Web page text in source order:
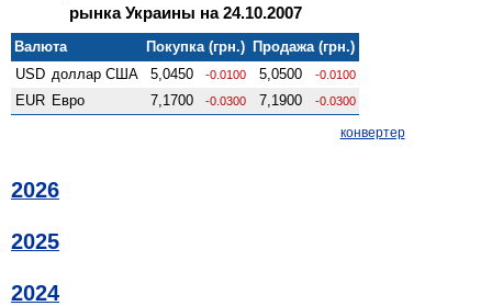
рынка Украины на 24.10.2007
Валюта Покупка (грн.) Продажа (грн.)
USD доллар США 5,0450 -0.0100 5,0500 -0.0100
EUR Евро 7,1700 -0.0300 7,1900 -0.0300
конвертер
2026
2025
2024